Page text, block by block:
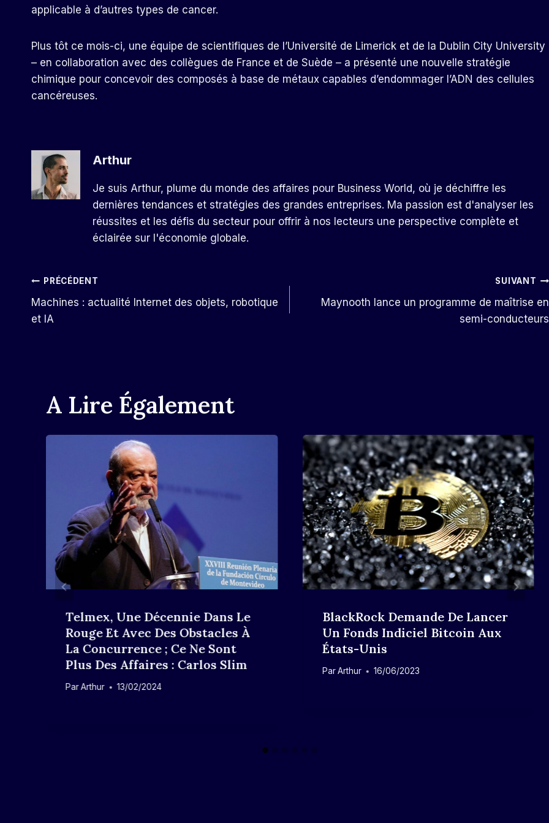
applicable à d’autres types de cancer.
Plus tôt ce mois-ci, une équipe de scientifiques de l’Université de Limerick et de la Dublin City University
– en collaboration avec des collègues de France et de Suède – a présenté une nouvelle stratégie
chimique pour concevoir des composés à base de métaux capables d’endommager l’ADN des cellules
cancéreuses.
Arthur
Je suis Arthur, plume du monde des affaires pour Business World, où je déchiffre les
dernières tendances et stratégies des grandes entreprises. Ma passion est d'analyser les
réussites et les défis du secteur pour offrir à nos lecteurs une perspective complète et
éclairée sur l'économie globale.
Navigation
De
PRÉCÉDENT
Machines : actualité Internet des objets, robotique
et IA
SUIVANT
Maynooth lance un programme de maîtrise en
semi-conducteurs
A Lire Également
Telmex, Une Décennie Dans Le
Rouge Et Avec Des Obstacles À
La Concurrence ; Ce Ne Sont
Plus Des Affaires : Carlos Slim
ParArthur 13/02/2024
BlackRock Demande De Lancer
Un Fonds Indiciel Bitcoin Aux
États-Unis
Par Arthur 16/06/2023